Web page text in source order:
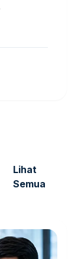
Lihat
Semua